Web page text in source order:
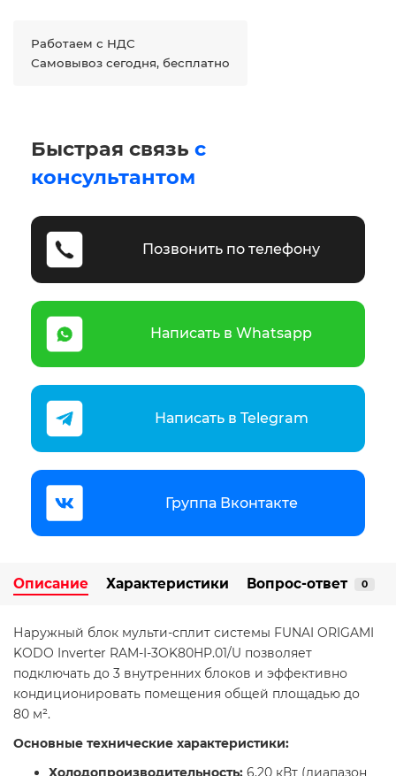
Работаем с НДС
Самовывоз сегодня, бесплатно
Быстрая связь с
консультантом
Позвонить по телефону
Написать в Whatsapp
Написать в Telegram
Группа Вконтакте
Описание Характеристики Вопрос-ответ 0
Наружный блок мульти-сплит системы FUNAI ORIGAMI
KODO Inverter RAM-I-3OK80HP.01/U позволяет
подключать до 3 внутренних блоков и эффективно
кондиционировать помещения общей площадью до
80 м². ​
Основные технические характеристики:
Холодопроизводительность: 6,20 кВт (диапазон